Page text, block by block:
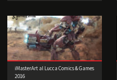
iMasterArt al Lucca Comics & Games
2016